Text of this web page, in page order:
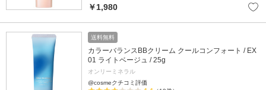
￥1,980
送料無料
カラーバランスBBクリーム クールコンフォート / EX
01 ライトベージュ / 25g
オンリーミネラル
@cosmeクチコミ評価